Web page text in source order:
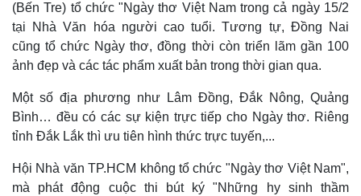
(Bến Tre) tổ chức "Ngày thơ Việt Nam trong cả ngày 15/2
tại Nhà Văn hóa người cao tuổi. Tương tự, Đồng Nai
cũng tổ chức Ngày thơ, đồng thời còn triển lãm gần 100
ảnh đẹp và các tác phẩm xuất bản trong thời gian qua.
Một số địa phương như Lâm Đồng, Đắk Nông, Quảng
Bình… đều có các sự kiện trực tiếp cho Ngày thơ. Riêng
tỉnh Đắk Lắk thì ưu tiên hình thức trực tuyến,...
Hội Nhà văn TP.HCM không tổ chức "Ngày thơ Việt Nam",
mà phát động cuộc thi bút ký "Những hy sinh thầm